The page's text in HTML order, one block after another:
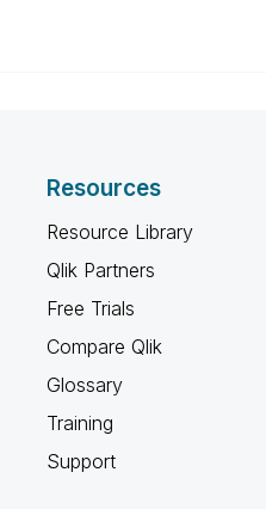
Resources
Resource Library
Qlik Partners
Free Trials
Compare Qlik
Glossary
Training
Support